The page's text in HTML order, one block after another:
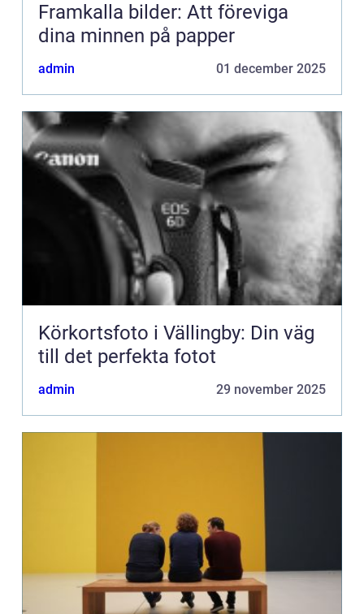
Framkalla bilder: Att föreviga
dina minnen på papper
admin 01 december 2025
Körkortsfoto i Vällingby: Din väg
till det perfekta fotot
admin 29 november 2025